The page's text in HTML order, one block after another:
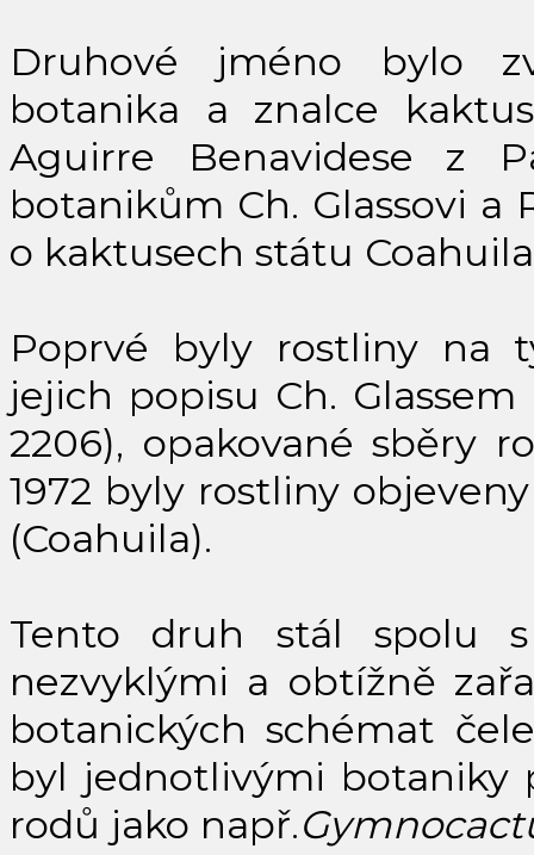
Druhové jméno bylo
botanika a znalce
Aguirre Benavidese z
botanikům Ch. Glassovi a
o kaktusech státu
Poprvé byly rostliny na
jejich popisu Ch. Glassem
2206), opakované sběry
1972 byly rostliny
(Coahuila).
Tento druh stál spolu
nezvyklými a obtížně
botanických schémat
byl jednotlivými botaniky
rodů jako např.